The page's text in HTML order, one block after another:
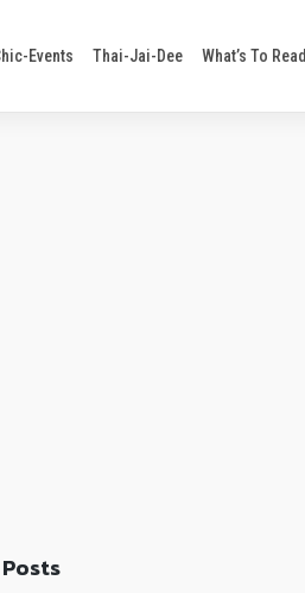
Events Thai-Jai-Dee What’s To Read